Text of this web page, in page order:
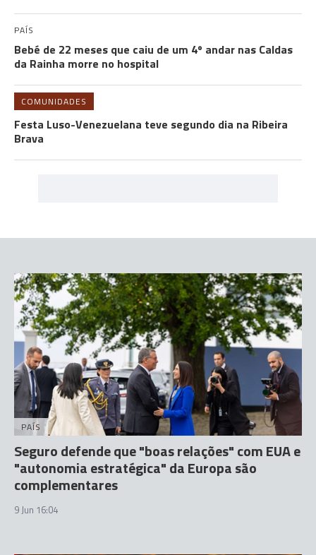
PAÍS
Bebé de 22 meses que caiu de um 4º andar nas Caldas
da Rainha morre no hospital
COMUNIDADES
Festa Luso-Venezuelana teve segundo dia na Ribeira
Brava
PAÍS
Seguro defende que "boas relações" com EUA e
"autonomia estratégica" da Europa são
complementares
9 Jun 16:04